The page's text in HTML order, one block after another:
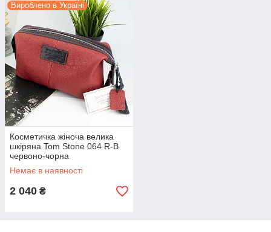
Вироблено в Україні
Косметичка жіноча велика
шкіряна Tom Stone 064 R-B
червоно-чорна
Немає в наявності
2 040 ₴